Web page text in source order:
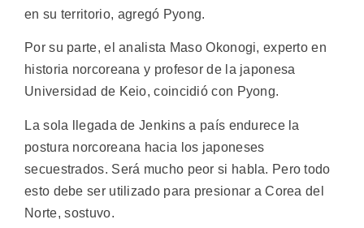
en su territorio, agregó Pyong.
Por su parte, el analista Maso Okonogi, experto en
historia norcoreana y profesor de la japonesa
Universidad de Keio, coincidió con Pyong.
La sola llegada de Jenkins a país endurece la
postura norcoreana hacia los japoneses
secuestrados. Será mucho peor si habla. Pero todo
esto debe ser utilizado para presionar a Corea del
Norte, sostuvo.